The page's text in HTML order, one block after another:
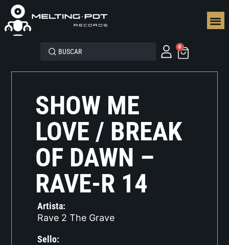
0
SHOW ME
LOVE / BREAK
OF DAWN –
RAVE-R 14
Artista:
Rave 2 The Grave
Sello: